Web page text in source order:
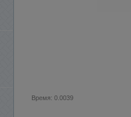
Время: 0.0039